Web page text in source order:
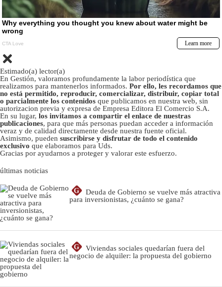
Estimado(a) lector(a)
En Gestión, valoramos profundamente la labor periodística que
realizamos para mantenerlos informados. Por ello, les recordamos que
no está permitido, reproducir, comercializar, distribuir, copiar total
o parcialmente los contenidos que publicamos en nuestra web, sin
autorizacion previa y expresa de Empresa Editora El Comercio S.A.
En su lugar, los invitamos a compartir el enlace de nuestras
publicaciones, para que más personas puedan acceder a información
veraz y de calidad directamente desde nuestra fuente oficial.
Asimismo, pueden suscribirse y disfrutar de todo el contenido
exclusivo que elaboramos para Uds.
Gracias por ayudarnos a proteger y valorar este esfuerzo.
últimas noticias
G
Deuda de Gobierno se vuelve más atractiva
para inversionistas, ¿cuánto se gana?
G
Viviendas sociales quedarían fuera del
negocio de alquiler: la propuesta del gobierno